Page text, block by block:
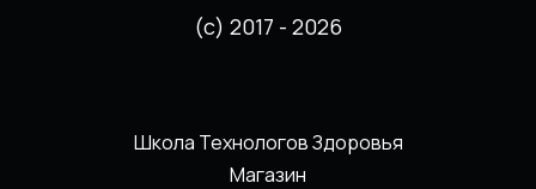
(с) 2017 - 2026
Школа Технологов Здоровья
Магазин